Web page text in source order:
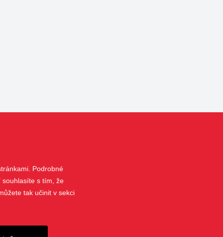
Podrobné
souhlasíte s tím, že
tak učinit v sekci